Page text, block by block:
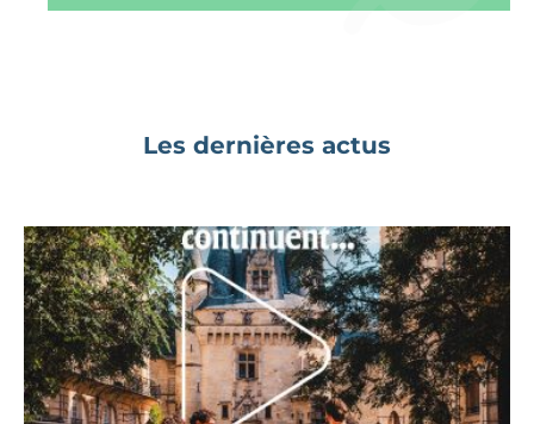
Les dernières actus